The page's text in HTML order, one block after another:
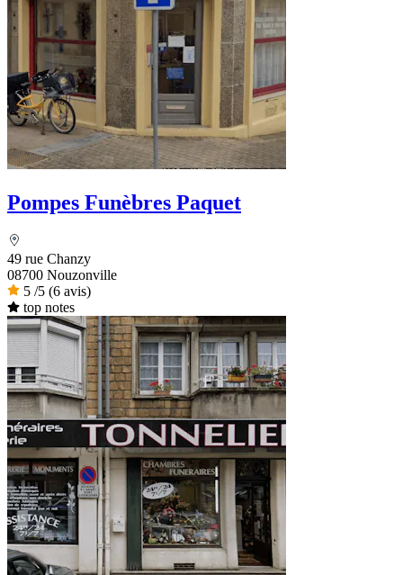
Pompes Funèbres Paquet
49 rue Chanzy
08700 Nouzonville
5 /5 (6 avis)
top notes